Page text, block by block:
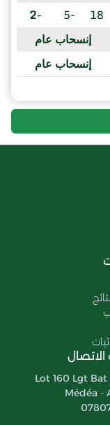
18
-5
-2
إنسحاب عام
إنسحاب عام
Lot 160 Lgt Bat
Médéa -